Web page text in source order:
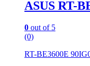
ASUS RT-
0 out of 5
(0)
RT-BE3600E